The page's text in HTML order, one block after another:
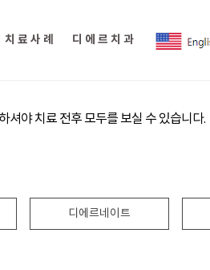
치료사례 디에르치과
셔야 치료 전후 모두를 보실 수 있습니다.
디에르네이트